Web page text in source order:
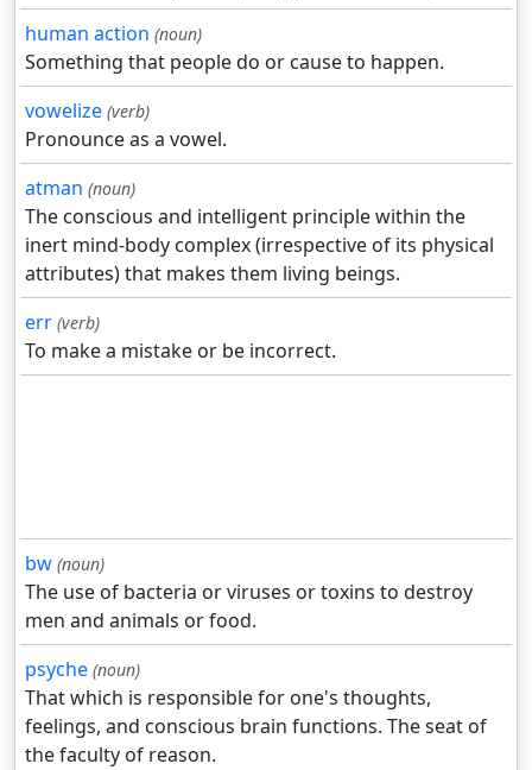
human action (noun)
Something that people do or cause to happen.
vowelize (verb)
Pronounce as a vowel.
atman (noun)
The conscious and intelligent principle within the
inert mind-body complex (irrespective of its physical
attributes) that makes them living beings.
err (verb)
To make a mistake or be incorrect.
bw (noun)
The use of bacteria or viruses or toxins to destroy
men and animals or food.
psyche (noun)
That which is responsible for one's thoughts,
feelings, and conscious brain functions. The seat of
the faculty of reason.